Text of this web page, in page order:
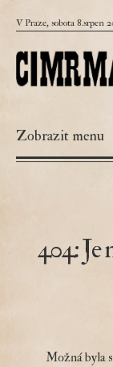
V Praze, sobota 8.srpen
Zobrazit menu
404: Je
Možná byla